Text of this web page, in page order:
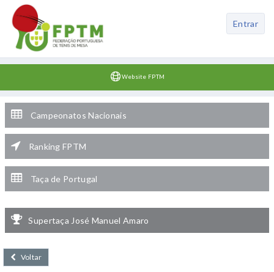
Website FPTM
Entrar
Campeonatos Nacionais
Ranking FPTM
Taça de Portugal
Supertaça José Manuel Amaro
Voltar